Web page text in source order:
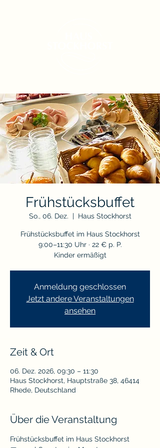
Frühstücksbuffet
So., 06. Dez.
  |
Haus Stockhorst
Frühstücksbuffet im Haus Stockhorst
9:00–11:30 Uhr · 22 € p. P.
Kinder ermäßigt
Anmeldung geschlossen
Jetzt andere Veranstaltungen
ansehen
Zeit & Ort
06. Dez. 2026, 09:30 – 11:30
Haus Stockhorst, Hauptstraße 38, 46414
Rhede, Deutschland
Über die Veranstaltung
Frühstücksbuffet im Haus Stockhorst